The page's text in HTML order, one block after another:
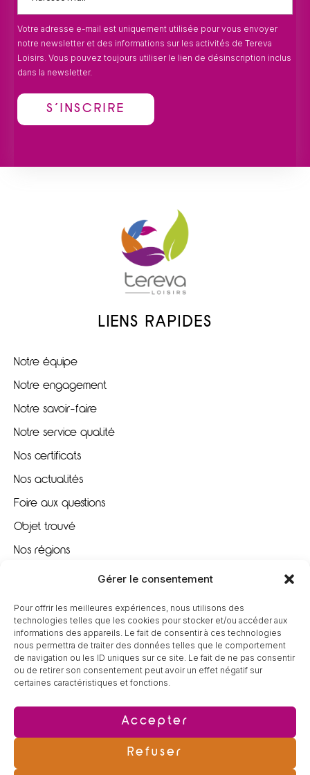
Gérer le consentement
Pour offrir les meilleures expériences, nous utilisons des
technologies telles que les cookies pour stocker et/ou accéder aux
informations des appareils. Le fait de consentir à ces technologies
nous permettra de traiter des données telles que le comportement
de navigation ou les ID uniques sur ce site. Le fait de ne pas consentir
ou de retirer son consentement peut avoir un effet négatif sur
certaines caractéristiques et fonctions.
Accepter
Refuser
Votre adresse e-mail est uniquement utilisée pour vous envoyer
notre newsletter et des informations sur les activités de Tereva
Loisirs. Vous pouvez toujours utiliser le lien de désinscription inclus
dans la newsletter.
LIENS RAPIDES
Notre équipe
Notre engagement
Notre savoir-faire
Notre service qualité
Nos certificats
Nos actualités
Foire aux questions
Objet trouvé
Nos régions
À VOTRE ÉCOUTE
09 80 80 85 96